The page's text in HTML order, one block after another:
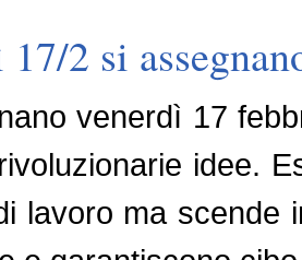
17/2 si
venerdì 17
idee.
lavoro ma scende